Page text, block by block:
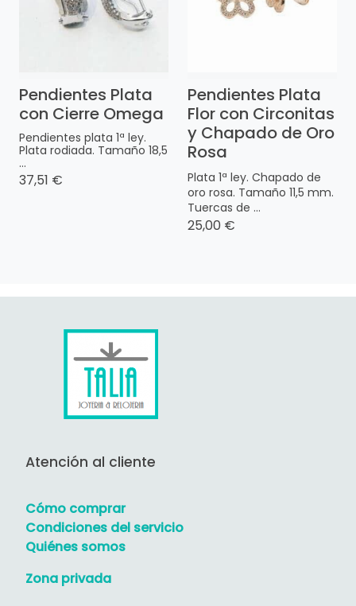
Pendientes Plata
con Cierre Omega
Pendientes plata 1ª ley.
Plata rodiada. Tamaño 18,5
...
37,51 €
Pendientes Plata
Flor con Circonitas
y Chapado de Oro
Rosa
Plata 1ª ley. Chapado de
oro rosa. Tamaño 11,5 mm.
Tuercas de ...
25,00 €
Atención al cliente
Cómo comprar
Condiciones del servicio
Quiénes somos
Zona privada